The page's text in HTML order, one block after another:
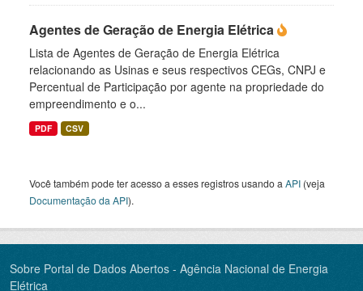
Agentes de Geração de Energia Elétrica
Lista de Agentes de Geração de Energia Elétrica
relacionando as Usinas e seus respectivos CEGs, CNPJ e
Percentual de Participação por agente na propriedade do
empreendimento e o...
PDF CSV
Você também pode ter acesso a esses registros usando a API (veja
Documentação da API).
Sobre Portal de Dados Abertos - Agência Nacional de Energia
Elétrica